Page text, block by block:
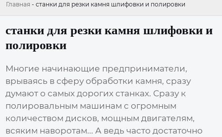
Главная - станки для резки камня шлифовки и полировки
станки для резки камня шлифовки и
полировки
Многие начинающие предприниматели,
врываясь в сферу обработки камня, сразу
думают о самых дорогих станках. Сразу к
полировальным машинам с огромным
количеством дисков, мощным двигателям,
всяким наворотам... А ведь часто достаточно